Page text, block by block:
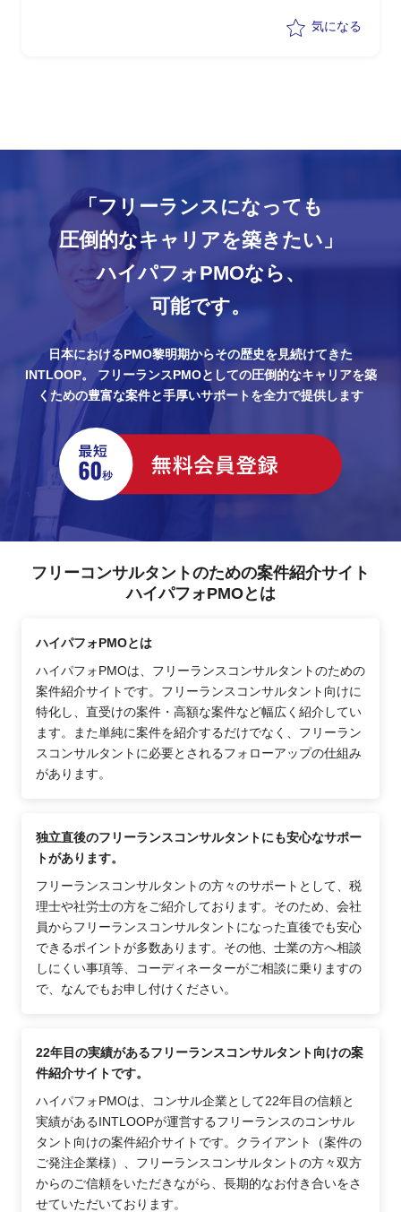
気になる
「フリーランスになっても
圧倒的なキャリアを築きたい」
ハイパフォPMOなら、
可能です。
日本におけるPMO黎明期からその歴史を見続けてきた
INTLOOP。
フリーランスPMOとしての圧倒的なキャリアを築
くための豊富な案件と手厚いサポートを全力で提供します
フリーコンサルタントのための案件紹介サイト
ハイパフォPMOとは
ハイパフォPMOとは
ハイパフォPMOは、フリーランスコンサルタントのための
案件紹介サイトです。フリーランスコンサルタント向けに
特化し、直受けの案件・高額な案件など幅広く紹介してい
ます。また単純に案件を紹介するだけでなく、フリーラン
スコンサルタントに必要とされるフォローアップの仕組み
があります。
独立直後のフリーランスコンサルタントにも安心なサポー
トがあります。
フリーランスコンサルタントの方々のサポートとして、税
理士や社労士の方をご紹介しております。そのため、会社
員からフリーランスコンサルタントになった直後でも安心
できるポイントが多数あります。その他、士業の方へ相談
しにくい事項等、コーディネーターがご相談に乗りますの
で、なんでもお申し付けください。
22年目の実績があるフリーランスコンサルタント向けの案
件紹介サイトです。
ハイパフォPMOは、コンサル企業として22年目の信頼と
実績があるINTLOOPが運営するフリーランスのコンサル
タント向けの案件紹介サイトです。クライアント（案件の
ご発注企業様）、フリーランスコンサルタントの方々双方
からのご信頼をいただきながら、長期的なお付き合いをさ
せていただいております。